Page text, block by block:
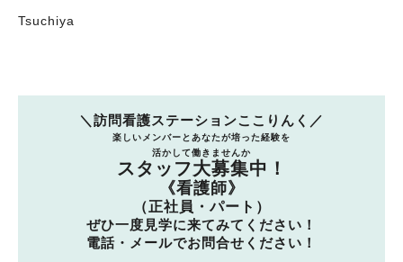
Tsuchiya
＼訪問看護ステーションここりんく／
楽しいメンバーとあなたが培った経験を
活かして働きませんか
スタッフ大募集中！
《看護師》
（正社員・パート）
ぜひ一度見学に来てみてください！
電話・メールでお問合せください！